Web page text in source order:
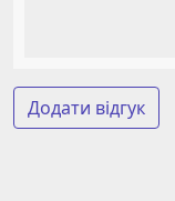
Додати відгук